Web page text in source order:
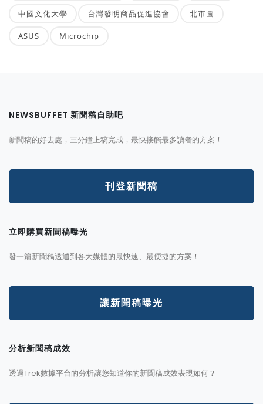
中國文化大學 台灣發明商品促進協會 北市圖
ASUS Microchip
NEWSBUFFET 新聞稿自助吧
新聞稿的好去處，三分鐘上稿完成，最快接觸最多讀者的方案！
刊登新聞稿
立即購買新聞稿曝光
發一篇新聞稿透通到各大媒體的最快速、最便捷的方案！
讓新聞稿曝光
分析新聞稿成效
透過Trek數據平台的分析讓您知道你的新聞稿成效表現如何？